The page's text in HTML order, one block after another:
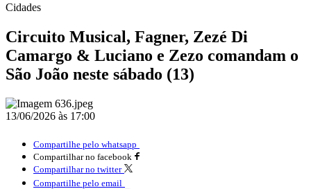
Cidades
Circuito Musical, Fagner, Zezé Di
Camargo & Luciano e Zezo comandam o
São João neste sábado (13)
13/06/2026 às 17:00
Compartilhe pelo whatsapp
Compartilhar no facebook
Compartilhar no twitter
Compartilhe pelo email